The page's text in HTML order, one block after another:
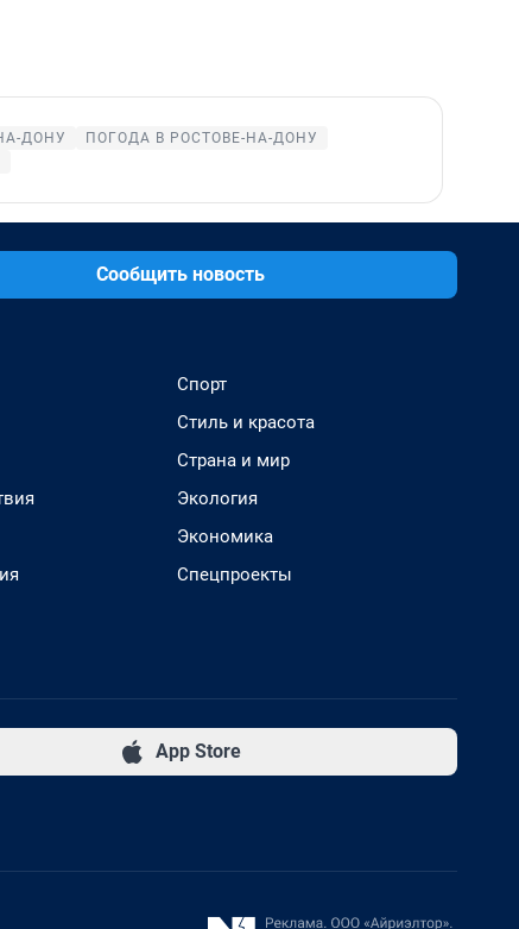
ДОНУ
ПОГОДА В РОСТОВЕ-НА-ДОНУ
Сообщить новость
Спорт
Стиль и красота
Страна и мир
Экология
Экономика
Спецпроекты
App Store